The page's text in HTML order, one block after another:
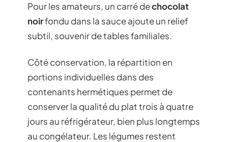
Pour les amateurs, un carré dechocolat
noirfondu dans la sauce ajoute un relief
subtil, souvenir de tables familiales.
Côté conservation, la répartition en
portions individuelles dans des
contenants hermétiques permet de
conserver la qualité du plat trois à quatre
jours au réfrigérateur, bien plus longtemps
au congélateur. Les légumes restent